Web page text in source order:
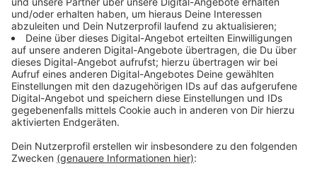
Inhalten zu arbeiten oder junge Spieler zu
entwickeln.
Aachens Coach wörtlich: "Das wird ein
Überlebenskampf für uns - sportlich und finanziell."
Veröffentlicht:Montag, 11.01.2021 11:20